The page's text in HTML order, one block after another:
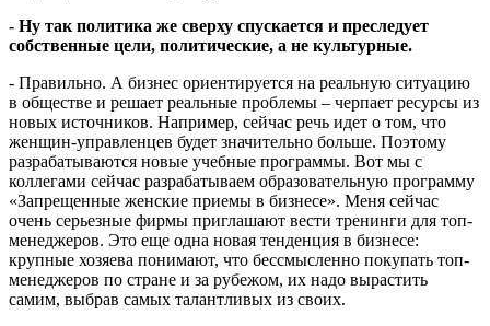
- Ну так политика же сверху спускается и преследует
собственные цели, политические, а не культурные.
- Правильно. А бизнес ориентируется на реальную ситуацию
в обществе и решает реальные проблемы – черпает ресурсы из
новых источников. Например, сейчас речь идет о том, что
женщин-управленцев будет значительно больше. Поэтому
разрабатываются новые учебные программы. Вот мы с
коллегами сейчас разрабатываем образовательную программу
«Запрещенные женские приемы в бизнесе». Меня сейчас
очень серьезные фирмы приглашают вести тренинги для топ-
менеджеров. Это еще одна новая тенденция в бизнесе:
крупные хозяева понимают, что бессмысленно покупать топ-
менеджеров по стране и за рубежом, их надо вырастить
самим, выбрав самых талантливых из своих.